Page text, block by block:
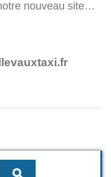
nouveau site…